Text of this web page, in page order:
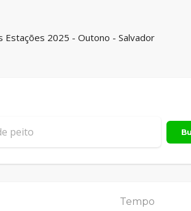
Estações 2025 - Outono - Salvador
Tempo